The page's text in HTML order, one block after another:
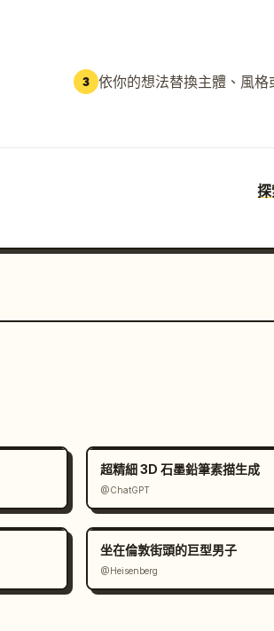
3 依你的想法替換主體、風格
超精細 3D 石墨鉛筆素描生成
@ChatGPT
坐在倫敦街頭的巨型男子
@Heisenberg